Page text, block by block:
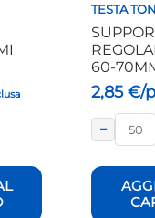
TESTA
60-
2,85€/
−